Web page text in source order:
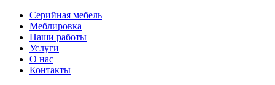
Серийная мебель
Меблировка
Наши работы
Услуги
О нас
Контакты